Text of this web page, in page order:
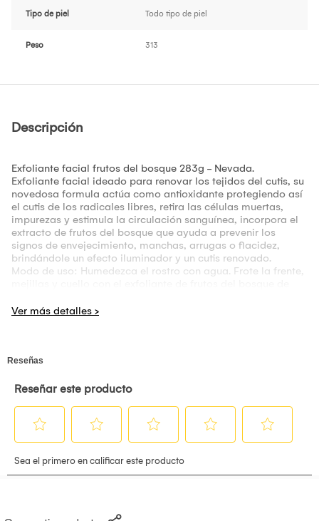
Tipo de piel Todo tipo de piel
Peso 313
Descripción
Exfoliante facial frutos del bosque 283g - Nevada.
Exfoliante facial ideado para renovar los tejidos del cutis, su
novedosa formula actúa como antioxidante protegiendo así
el cutis de los radicales libres, retira las células muertas,
impurezas y estimula la circulación sanguínea, incorpora el
extracto de frutos del bosque que ayuda a prevenir los
signos de envejecimiento, manchas, arrugas o flacidez,
brindándole un efecto iluminador y un cutis renovado.
Modo de uso: Humedezca el rostro con agua. Frote la frente,
clima o fría, aplíquelo 3 a 4 veces por semana para mejores
Este sérum es conocido por su capacidad para exfoliar la
que retiene la humedad en la piel, lo que es beneficioso para
semana,
Modo de uso: Aplicar el sérum con la punta de los dedos,
suavemente, y luego golpea ligeramente la piel, da
fuerte, deja que el producto se absorba por sí solo una vez lo
hayas alisado.